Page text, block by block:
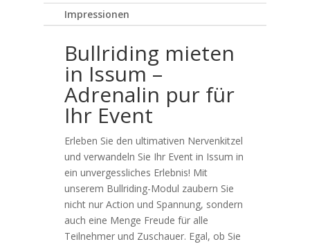
Impressionen
Bullriding mieten
in Issum –
Adrenalin pur für
Ihr Event
Erleben Sie den ultimativen Nervenkitzel
und verwandeln Sie Ihr Event in Issum in
ein unvergessliches Erlebnis! Mit
unserem Bullriding-Modul zaubern Sie
nicht nur Action und Spannung, sondern
auch eine Menge Freude für alle
Teilnehmer und Zuschauer. Egal, ob Sie